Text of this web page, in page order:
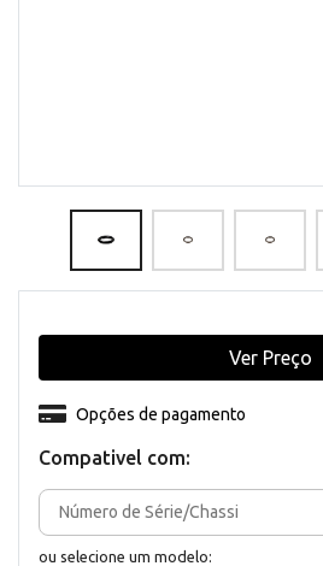
Compativel com:
ou selecione um modelo:
Opções de pagamento
Ver Preço